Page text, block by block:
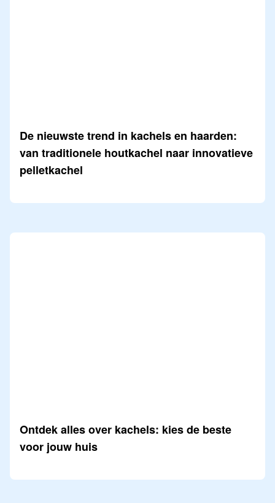
De nieuwste trend in kachels en haarden:
van traditionele houtkachel naar innovatieve
pelletkachel
Ontdek alles over kachels: kies de beste
voor jouw huis